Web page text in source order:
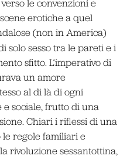
le convenzioni e
erotiche a quel
(non in America)
solo sesso tra le pareti e i
sfitto. L‘imperativo di
un amore
al di là di ogni
sociale, frutto di una
Chiari i riflessi di una
le regole familiari e
rivoluzione sessantottina,